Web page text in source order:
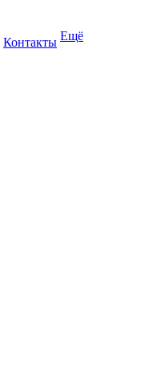
Контакты Ещё